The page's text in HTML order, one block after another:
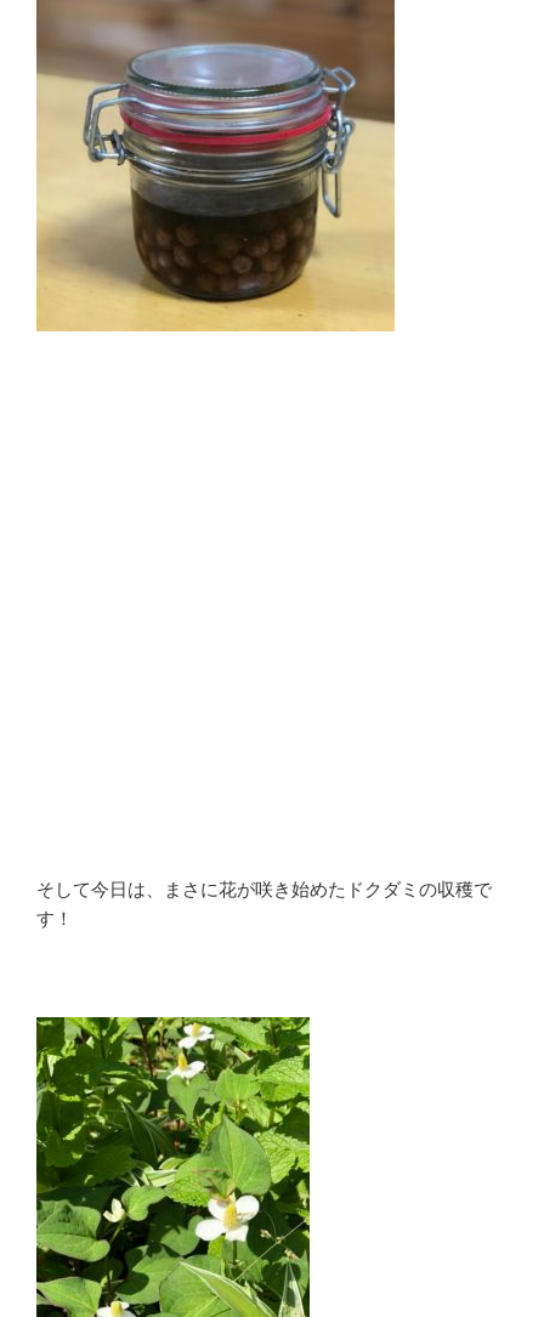
そして今日は、まさに花が咲き始めたドクダミの収穫で
す！